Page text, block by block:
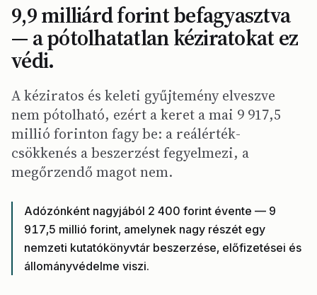
9,9 milliárd forint befagyasztva
— a pótolhatatlan kéziratokat ez
védi.
A kéziratos és keleti gyűjtemény elveszve
nem pótolható, ezért a keret a mai 9 917,5
millió forinton fagy be: a reálérték-
csökkenés a beszerzést fegyelmezi, a
megőrzendő magot nem.
Adózónként nagyjából 2 400 forint évente — 9
917,5 millió forint, amelynek nagy részét egy
nemzeti kutatókönyvtár beszerzése, előfizetései és
állományvédelme viszi.